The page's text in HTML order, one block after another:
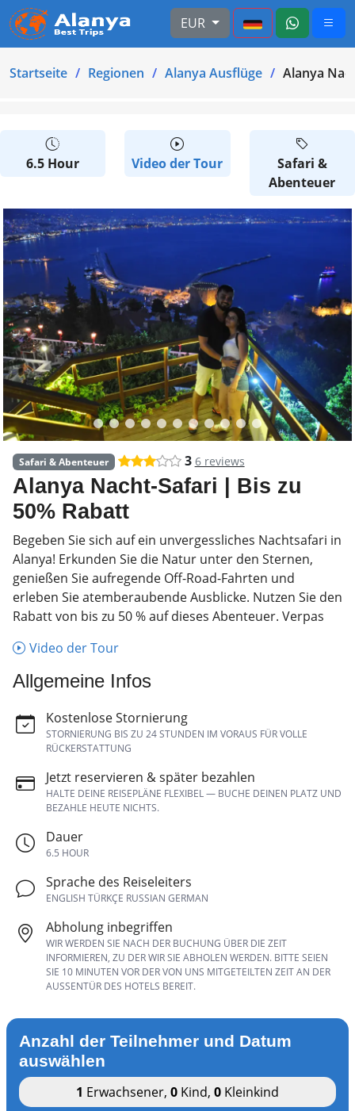
EUR
Startseite Regionen Alanya Ausflüge Alanya
6.5 Hour Video der Tour
Safari &
Abenteuer
Safari & Abenteuer 3 6 reviews
Alanya Nacht-Safari | Bis zu
50% Rabatt
Begeben Sie sich auf ein unvergessliches Nachtsafari in
Alanya! Erkunden Sie die Natur unter den Sternen,
genießen Sie aufregende Off-Road-Fahrten und
erleben Sie atemberaubende Ausblicke. Nutzen Sie den
Rabatt von bis zu 50 % auf dieses Abenteuer. Verpas
Video der Tour
Allgemeine Infos
Kostenlose Stornierung
STORNIERUNG BIS ZU 24 STUNDEN IM VORAUS FÜR VOLLE
RÜCKERSTATTUNG
Jetzt reservieren & später bezahlen
HALTE DEINE REISEPLÄNE FLEXIBEL — BUCHE DEINEN PLATZ UND
BEZAHLE HEUTE NICHTS.
Dauer
6.5 HOUR
Sprache des Reiseleiters
ENGLISH TÜRKÇE RUSSIAN GERMAN
Abholung inbegriffen
WIR WERDEN SIE NACH DER BUCHUNG ÜBER DIE ZEIT
INFORMIEREN, ZU DER WIR SIE ABHOLEN WERDEN. BITTE SEIEN
SIE 10 MINUTEN VOR DER VON UNS MITGETEILTEN ZEIT AN DER
AUSSENTÜR DES HOTELS BEREIT.
Anzahl der Teilnehmer und Datum
auswählen
1 Erwachsener, 0 Kind, 0 Kleinkind